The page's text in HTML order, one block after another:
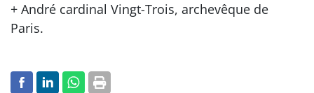
+ André cardinal Vingt-Trois, archevêque de
Paris.